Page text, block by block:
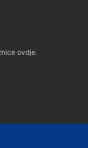
ovdje.